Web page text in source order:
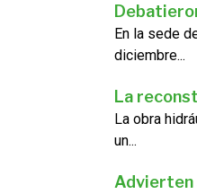
En la sede
diciembre...
La
La obra
un...
Advierten